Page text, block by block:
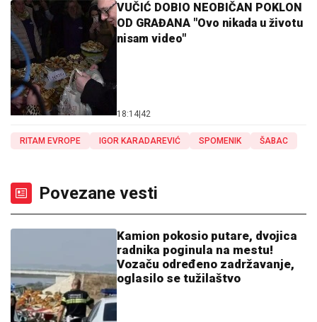
VUČIĆ DOBIO NEOBIČAN POKLON
OD GRAĐANA "Ovo nikada u životu
nisam video"
18:14 42
RITAM EVROPE IGOR KARADAREVIĆ SPOMENIK ŠABAC
Povezane vesti
Kamion pokosio putare, dvojica
radnika poginula na mestu!
Vozaču određeno zadržavanje,
oglasilo se tužilaštvo